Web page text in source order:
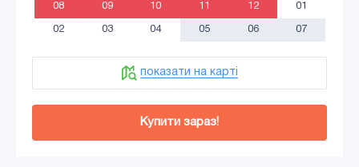
08 09 10 11 12 01
02 03 04 05 06 07
показати на карті
Купити зараз!